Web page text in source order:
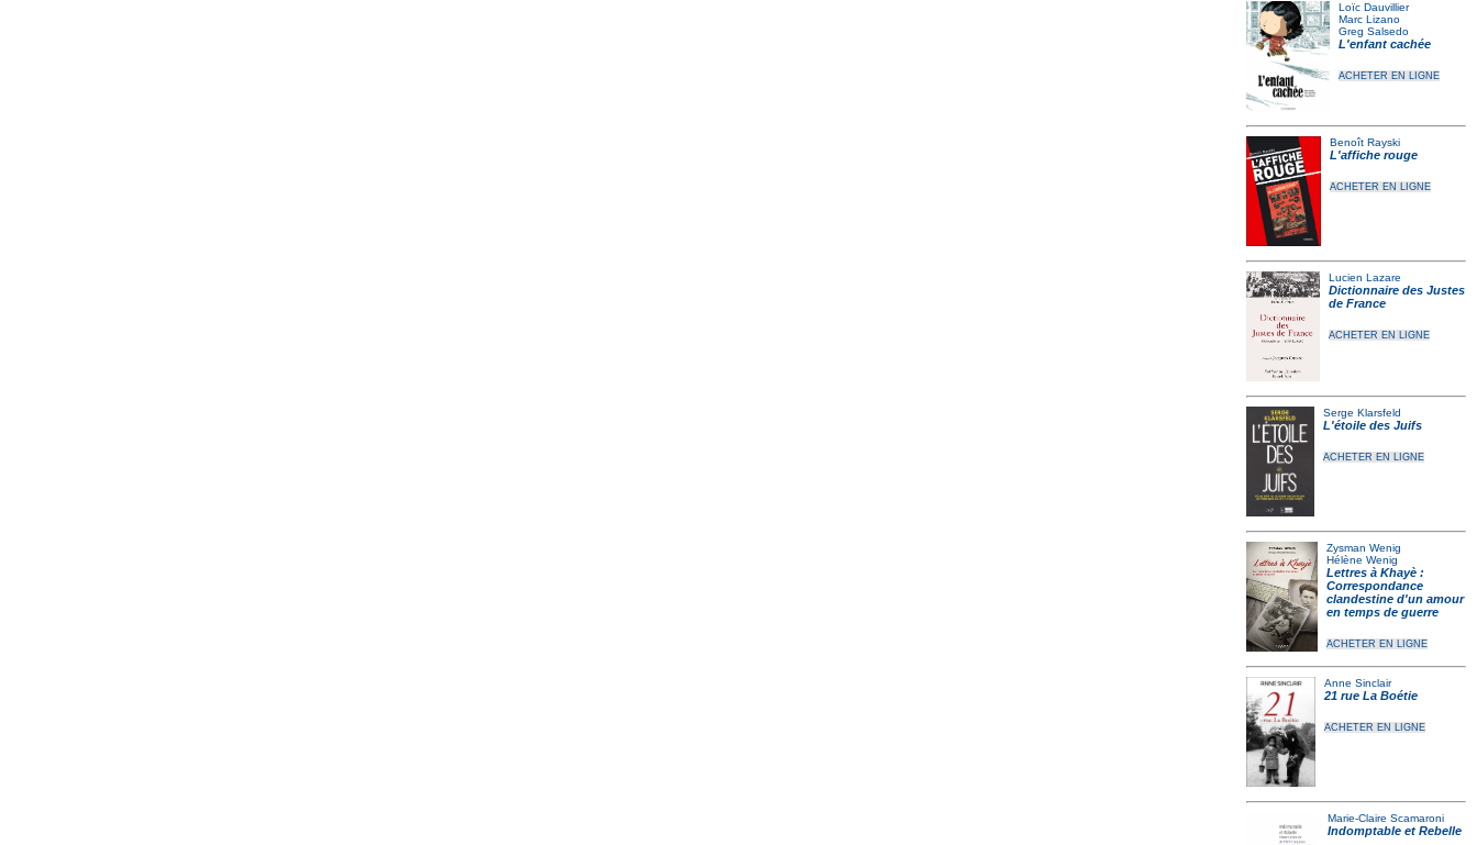
Loïc Dauvillier
Marc Lizano
Greg Salsedo
L'enfant cachée
ACHETER EN LIGNE
Benoît Rayski
L'affiche rouge
ACHETER EN LIGNE
Lucien Lazare
Dictionnaire des Justes
de France
ACHETER EN LIGNE
Serge Klarsfeld
L'étoile des Juifs
ACHETER EN LIGNE
Zysman Wenig
Hélène Wenig
Lettres à Khayè :
Correspondance
clandestine d'un amour
en temps de guerre
ACHETER EN LIGNE
Anne Sinclair
21 rue La Boétie
ACHETER EN LIGNE
Marie-Claire Scamaroni
Indomptable et Rebelle